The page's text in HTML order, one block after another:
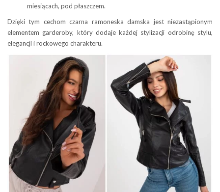
miesiącach, pod płaszczem.
Dzięki tym cechom czarna ramoneska damska jest niezastąpionym
elementem garderoby, który dodaje każdej stylizacji odrobinę stylu,
elegancji i rockowego charakteru.